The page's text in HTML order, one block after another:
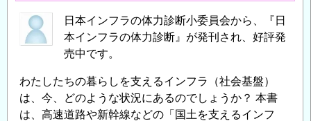
日本インフラの体力診断小委員会から、『日
本インフラの体力診断』が発刊され、好評発
売中です。
わたしたちの暮らしを支えるインフラ（社会基盤）
は、今、どのような状況にあるのでしょうか？ 本書
は、高速道路や新幹線などの「国土を支えるインフ